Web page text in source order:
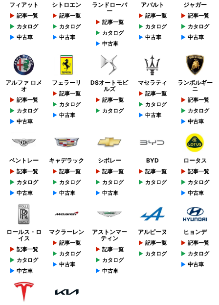
フィアット
記事一覧
カタログ
中古車
シトロエン
記事一覧
カタログ
中古車
ランドローバ
ー
記事一覧
カタログ
中古車
アバルト
記事一覧
カタログ
中古車
ジャガー
記事一覧
カタログ
中古車
アルファ ロメ
オ
記事一覧
カタログ
中古車
フェラーリ
記事一覧
カタログ
中古車
DSオートモビ
ルズ
記事一覧
カタログ
マセラティ
記事一覧
カタログ
中古車
ランボルギー
ニ
記事一覧
カタログ
中古車
ベントレー
記事一覧
カタログ
中古車
キャデラック
記事一覧
カタログ
中古車
シボレー
記事一覧
カタログ
中古車
BYD
記事一覧
カタログ
ロータス
記事一覧
カタログ
中古車
ロールス・ロ
イス
記事一覧
カタログ
中古車
マクラーレン
記事一覧
カタログ
中古車
アストンマー
ティン
記事一覧
カタログ
中古車
アルピーヌ
記事一覧
カタログ
ヒョンデ
記事一覧
カタログ
中古車